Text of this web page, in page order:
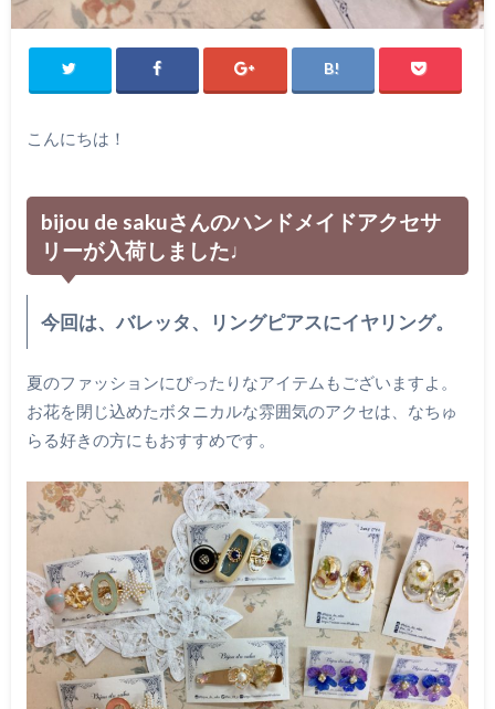
こんにちは！
bijou de sakuさんのハンドメイドアクセサ
リーが入荷しました♩
今回は、バレッタ、リングピアスにイヤリング。
夏のファッションにぴったりなアイテムもございますよ。
お花を閉じ込めたボタニカルな雰囲気のアクセは、なちゅ
らる好きの方にもおすすめです。